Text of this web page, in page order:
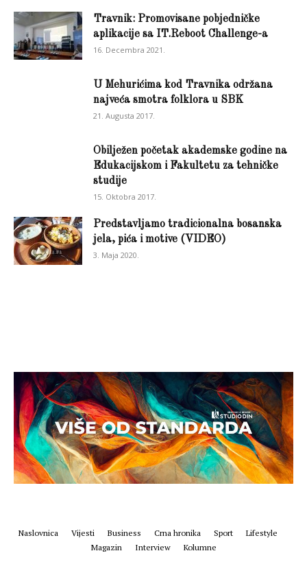
Travnik: Promovisane pobjedničke
aplikacije sa IT.Reboot Challenge-a
16. Decembra 2021.
U Mehurićima kod Travnika održana
najveća smotra folklora u SBK
21. Augusta 2017.
Obilježen početak akademske godine na
Edukacijskom i Fakultetu za tehničke
studije
15. Oktobra 2017.
Predstavljamo tradicionalna bosanska
jela, pića i motive (VIDEO)
3. Maja 2020.
Naslovnica Vijesti Business Crna hronika Sport
Lifestyle
Magazin
Interview Kolumne